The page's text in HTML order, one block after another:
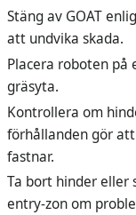
Stäng av GOAT
att undvika skada.
Placera roboten på
gräsyta.
Kontrollera om
förhållanden gör
fastnar.
Ta bort hinder eller
entry-zon om